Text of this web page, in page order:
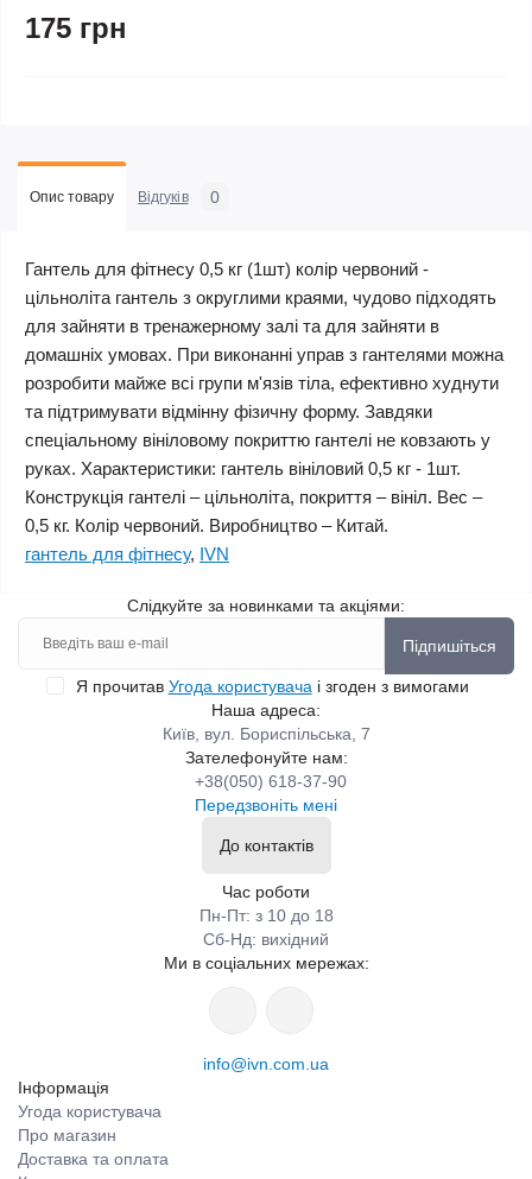
175 грн
Опис товару Відгуків 0
Гантель для фітнесу 0,5 кг (1шт) колір червоний -
цільноліта гантель з округлими краями, чудово підходять
для зайняти в тренажерному залі та для зайняти в
домашніх умовах. При виконанні управ з гантелями можна
розробити майже всі групи м'язів тіла, ефективно худнути
та підтримувати відмінну фізичну форму. Завдяки
спеціальному вініловому покриттю гантелі не ковзають у
руках. Характеристики: гантель вініловий 0,5 кг - 1шт.
Конструкція гантелі – цільноліта, покриття – вініл. Вес –
0,5 кг. Колір червоний. Виробництво – Китай.
гантель для фітнесу, IVN
Слідкуйте за новинками та акціями:
Підпишіться
Я прочитав Угода користувача і згоден з вимогами
Наша адреса:
Київ, вул. Бориспільська, 7
Зателефонуйте нам:
+38(050) 618-37-90
Передзвоніть мені
До контактів
Час роботи
Пн-Пт: з 10 до 18
Сб-Нд: вихідний
Ми в соціальних мережах:
info@ivn.com.ua
Інформація
Угода користувача
Про магазин
Доставка та оплата